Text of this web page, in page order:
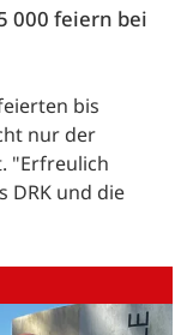
000 feiern bei
bis
nur der
"Erfreulich
DRK und die